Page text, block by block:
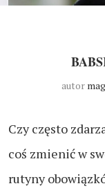
autor
Czy często
coś zmienić w
rutyny